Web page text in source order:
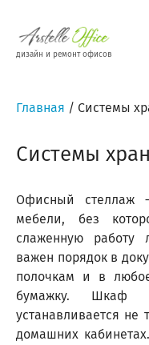
дизайн и ремонт офисов
Главная / Системы
Системы
Офисный стеллаж
мебели, без
слаженную работу
важен порядок в
полочкам и в
бумажку. Шкаф
устанавливается не
домашних